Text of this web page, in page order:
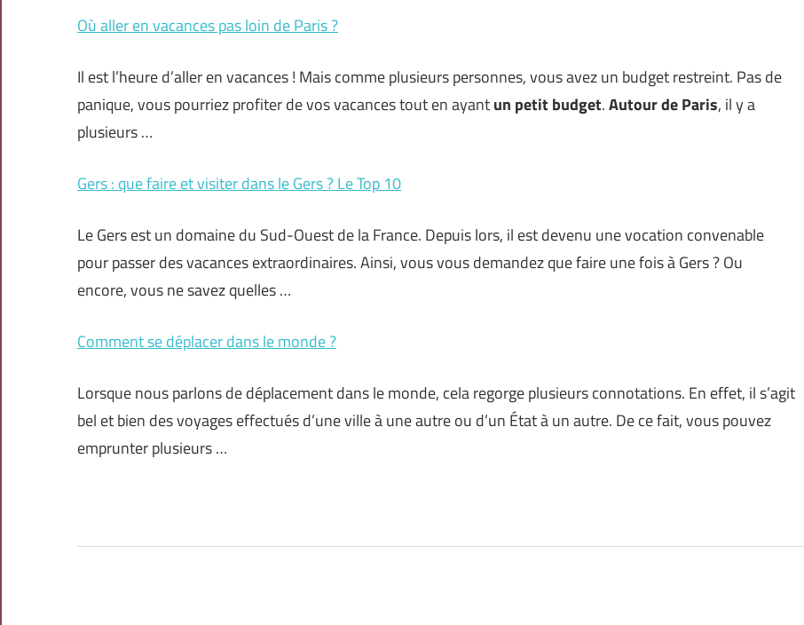
Où aller en vacances pas loin de Paris ?
Il est l’heure d’aller en vacances ! Mais comme plusieurs personnes, vous avez un budget restreint. Pas de
panique, vous pourriez profiter de vos vacances tout en ayantun petit budget.Autour de Paris, il y a
plusieurs …
Gers : que faire et visiter dans le Gers ? Le Top 10
Le Gers est un domaine du Sud-Ouest de la France. Depuis lors, il est devenu une vocation convenable
pour passer des vacances extraordinaires. Ainsi, vous vous demandez que faire une fois à Gers ? Ou
encore, vous ne savez quelles …
Comment se déplacer dans le monde ?
Lorsque nous parlons de déplacement dans le monde, cela regorge plusieurs connotations. En effet, il s’agit
bel et bien des voyages effectués d’une ville à une autre ou d’un État à un autre. De ce fait, vous pouvez
emprunter plusieurs …